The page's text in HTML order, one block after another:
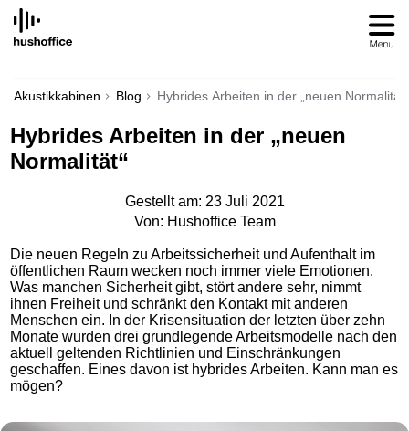
SKIP
CONTENT
Akustikkabinen Blog Hybrides Arbeiten in der „neuen Normalität“
Hybrides Arbeiten in der „neuen
Normalität“
Gestellt am: 23 Juli 2021
Von: Hushoffice Team
Die neuen Regeln zu Arbeitssicherheit und Aufenthalt im
öffentlichen Raum wecken noch immer viele Emotionen.
Was manchen Sicherheit gibt, stört andere sehr, nimmt
ihnen Freiheit und schränkt den Kontakt mit anderen
Menschen ein. In der Krisensituation der letzten über zehn
Monate wurden drei grundlegende Arbeitsmodelle nach den
aktuell geltenden Richtlinien und Einschränkungen
geschaffen. Eines davon ist hybrides Arbeiten. Kann man es
mögen?